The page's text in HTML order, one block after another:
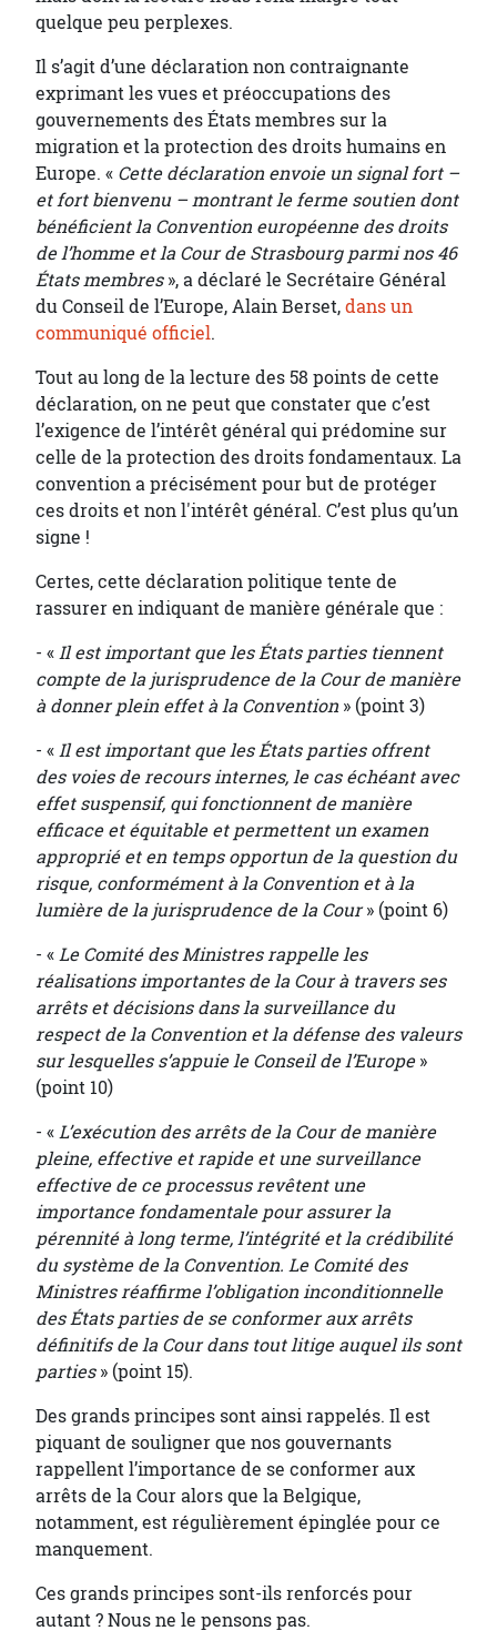
quelque peu perplexes.
Il s’agit d’une déclaration non contraignante
exprimant les vues et préoccupations des
gouvernements des États membres sur la
migration et la protection des droits humains en
Europe. « Cette déclaration envoie un signal fort –
et fort bienvenu – montrant le ferme soutien dont
bénéficient la Convention européenne des droits
de l’homme et la Cour de Strasbourg parmi nos 46
États membres», a déclaré le Secrétaire Général
du Conseil de l’Europe, Alain Berset,dans un
communiqué officiel.
Tout au long de la lecture des 58 points de cette
déclaration, on ne peut que constater que c’est
l’exigence de l’intérêt général qui prédomine sur
celle de la protection des droits fondamentaux. La
convention a précisément pour but de protéger
ces droits et non l'intérêt général. C’est plus qu’un
signe !
Certes, cette déclaration politique tente de
rassurer en indiquant de manière générale que :
- «Il est important que les États parties tiennent
compte de la jurisprudence de la Cour de manière
à donner plein effet à la Convention » (point 3)
- «Il est important que les États parties offrent
des voies de recours internes, le cas échéant avec
effet suspensif, qui fonctionnent de manière
efficace et équitable et permettent un examen
approprié et en temps opportun de la question du
risque, conformément à la Convention et à la
lumière de la jurisprudence de la Cour» (point 6)
- «Le Comité des Ministres rappelle les
réalisations importantes de la Cour à travers ses
arrêts et décisions dans la surveillance du
respect de la Convention et la défense des valeurs
sur lesquelles s’appuie le Conseil de l’Europe»
(point 10)
- «L’exécution des arrêts de la Cour de manière
pleine, effective et rapide et une surveillance
effective de ce processus revêtent une
importance fondamentale pour assurer la
pérennité à long terme, l’intégrité et la crédibilité
du système de la Convention. Le Comité des
Ministres réaffirme l’obligation inconditionnelle
des États parties de se conformer aux arrêts
définitifs de la Cour dans tout litige auquel ils sont
parties» (point 15).
Des grands principes sont ainsi rappelés. Il est
piquant de souligner que nos gouvernants
rappellent l’importance de se conformer aux
arrêts de la Cour alors que la Belgique,
notamment, est régulièrement épinglée pour ce
manquement.
Ces grands principes sont-ils renforcés pour
autant ? Nous ne le pensons pas.